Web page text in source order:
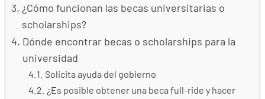
¿Cómo funcionan las becas universitarias o
scholarships?
Dónde encontrar becas o scholarships para la
universidad
Solicita ayuda del gobierno
¿Es posible obtener una beca full-ride y hacer